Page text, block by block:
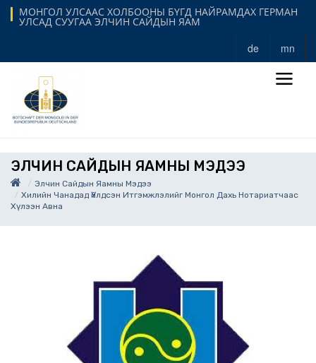
МОНГОЛ УЛСААС ХОЛБООНЫ БҮГД НАЙРАМДАХ ГЕРМАН
УЛСАД СУУГАА ЭЛЧИН САЙДЫН ЯАМ
de mn
ЭЛЧИН САЙДЫН ЯАМНЫ МЭДЭЭ
Элчин Сайдын Яамны Мэдээ
Хилийн Чанадад Үйлдсэн Итгэмжлэлийг Монгол Дахь Нотариатчаас
Хүлээн Авна